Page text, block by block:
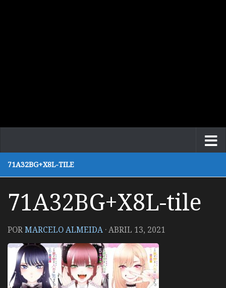
71A32BG+X8L-TILE
71A32BG+X8L-tile
PORMARCELO ALMEIDA ·ABRIL 13, 2021